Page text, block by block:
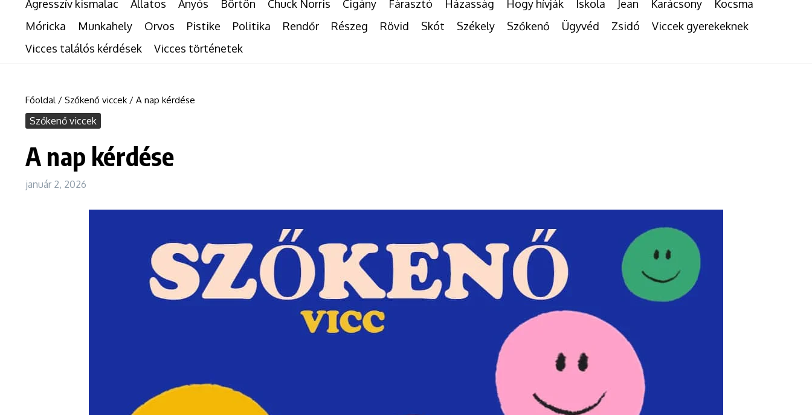
Agresszív kismalac Állatos Anyós Börtön Chuck Norris Cigány Fárasztó Házasság Hogy hívják Iskola Jean Karácsony
Kocsma
Móricka
Munkahely Orvos Pistike Politika Rendőr Részeg Rövid Skót Székely Szőkenő Ügyvéd Zsidó
Viccek gyerekeknek
Vicces találós kérdések
Vicces történetek
Főoldal/ Szőkenő viccek/ A nap kérdése
Szőkenő viccek
A nap kérdése
január 2, 2026